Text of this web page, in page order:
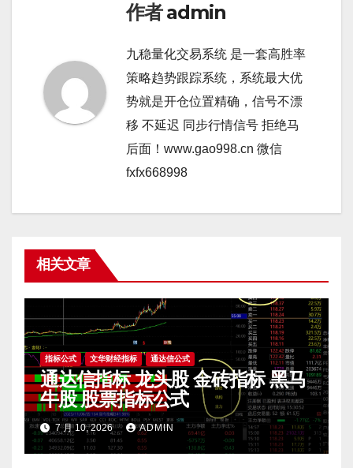
作者admin
九稳量化交易系统 是一套高胜率
策略趋势跟踪系统，系统最大优
势就是开仓位置精确，信号不漂
移 不延迟 同步行情信号 拒绝马
后面！www.gao998.cn 微信
fxfx668998
相关文章
指标公式 文华财经指标 通达信公式
通达信指标 龙头股 金砖指标 黑马
牛股 股票指标公式
7 月 10, 2026 ADMIN